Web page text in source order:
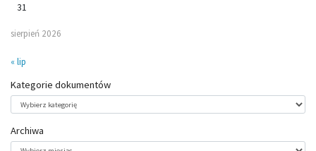
sierpień 2026
31
« lip
Kategorie dokumentów
dokumentów
Archiwa